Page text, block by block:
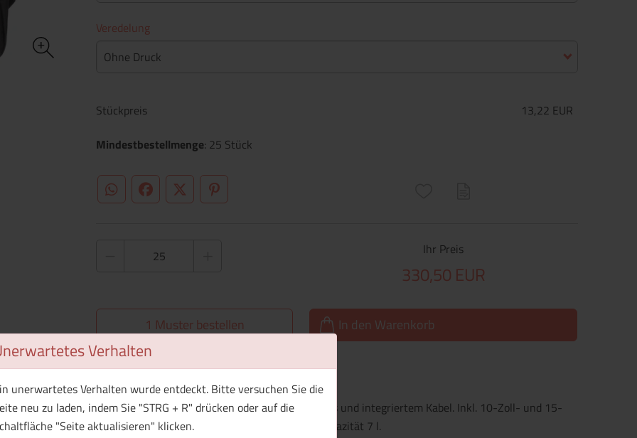
Verhalten
unerwartetes Verhalten wurde entdeckt. Bitte versuchen Sie die
neu zu laden, indem Sie "STRG + R" drücken oder auf die
"Seite aktualisieren" klicken.
Veredelung
Ohne Druck
Stückpreis
13,22 EUR
Mindestbestellmenge: 25 Stück
WhatsApp (#[creator\plugin\share\core\structs\SocialSharingServiceSettings]:only_chrome#)
FacebookTwitter (#[creator\plugin\share\core\structs\SocialSharingServiceSettings]:formaly_twitter#)
Pinterest
Ihr Preis
330,50 EUR
1 Muster bestellen In den Warenkorb
rPET-Laptop-Rucksack (600D) mit USB-Anschluss und integriertem Kabel. Inkl. 10-Zoll- und 15-
Zoll-Gerätefächern und verstellbaren Gurten. Kapazität 7 l.